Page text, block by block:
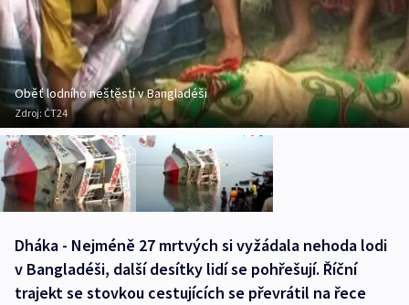
Oběť lodního neštěstí v Bangladéši
Zdroj: ČT24
Dháka - Nejméně 27 mrtvých si vyžádala nehoda lodi
v Bangladéši, další desítky lidí se pohřešují. Říční
trajekt se stovkou cestujících se převrátil na řece